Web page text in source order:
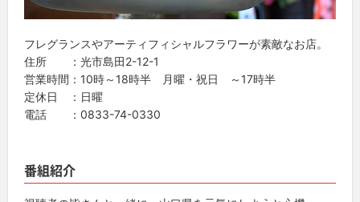
フレグランスやアーティフィシャルフラワーが素敵なお店。
住所 ：光市島田2-12-1
営業時間：10時～18時半 月曜・祝日 ～17時半
定休日 ：日曜
電話 ：0833-74-0330
番組紹介